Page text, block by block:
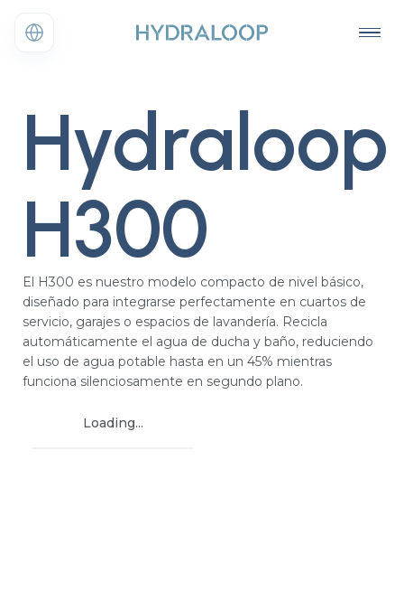
Loading...
Hydraloop
H300
El H300 es nuestro modelo compacto de nivel básico,
diseñado para integrarse perfectamente en cuartos de
servicio, garajes o espacios de lavandería. Recicla
automáticamente el agua de ducha y baño, reduciendo
el uso de agua potable hasta en un 45% mientras
funciona silenciosamente en segundo plano.